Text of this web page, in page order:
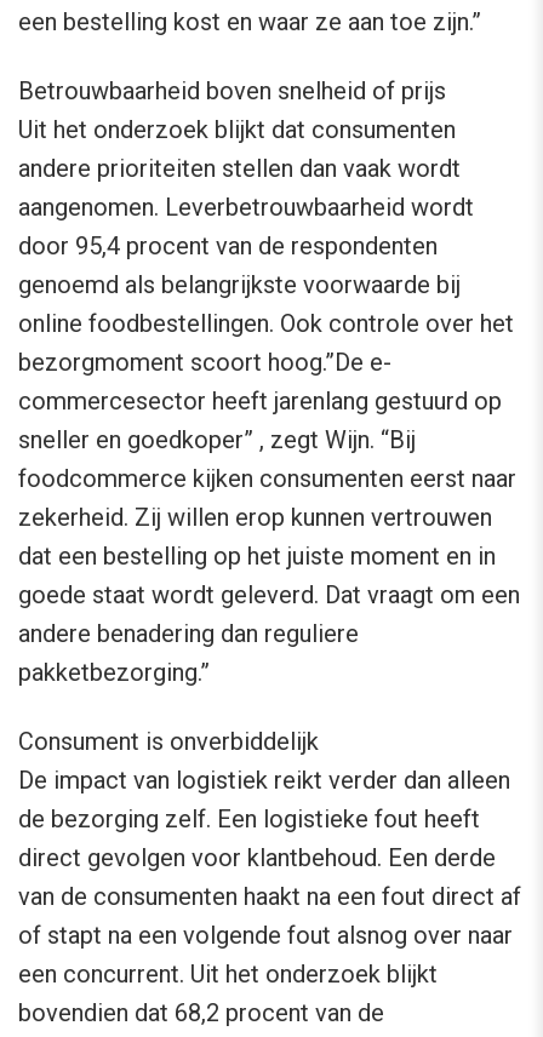
een bestelling kost en waar ze aan toe zijn.”
Betrouwbaarheid boven snelheid of prijs
Uit het onderzoek blijkt dat consumenten
andere prioriteiten stellen dan vaak wordt
aangenomen. Leverbetrouwbaarheid wordt
door 95,4 procent van de respondenten
genoemd als belangrijkste voorwaarde bij
online foodbestellingen. Ook controle over het
bezorgmoment scoort hoog.”De e-
commercesector heeft jarenlang gestuurd op
sneller en goedkoper” , zegt Wijn. “Bij
foodcommerce kijken consumenten eerst naar
zekerheid. Zij willen erop kunnen vertrouwen
dat een bestelling op het juiste moment en in
goede staat wordt geleverd. Dat vraagt om een
andere benadering dan reguliere
pakketbezorging.”
Consument is onverbiddelijk
De impact van logistiek reikt verder dan alleen
de bezorging zelf. Een logistieke fout heeft
direct gevolgen voor klantbehoud. Een derde
van de consumenten haakt na een fout direct af
of stapt na een volgende fout alsnog over naar
een concurrent. Uit het onderzoek blijkt
bovendien dat 68,2 procent van de